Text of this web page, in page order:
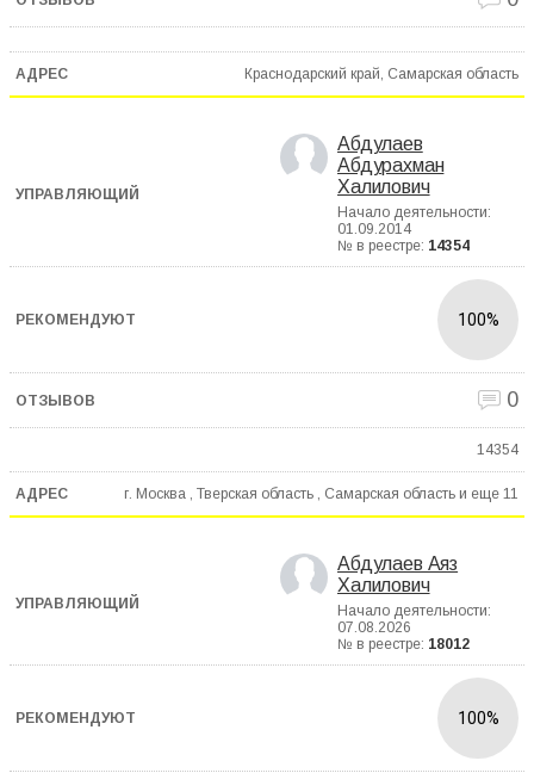
Краснодарский край, Самарская область
Абдулаев
Абдурахман
Халилович
Начало деятельности:
01.09.2014
№ в реестре: 14354
100%
0
14354
г. Москва , Тверская область , Самарская область и еще 11
Абдулаев Аяз
Халилович
Начало деятельности:
07.08.2026
№ в реестре: 18012
100%